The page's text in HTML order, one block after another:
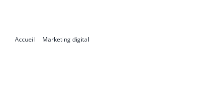
Accueil
Marketing digital